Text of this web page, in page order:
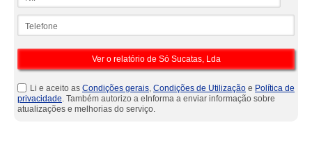
Li e aceito as Condições gerais, Condições de Utilização e Política de
privacidade. Também autorizo a eInforma a enviar informação sobre
atualizações e melhorias do serviço.